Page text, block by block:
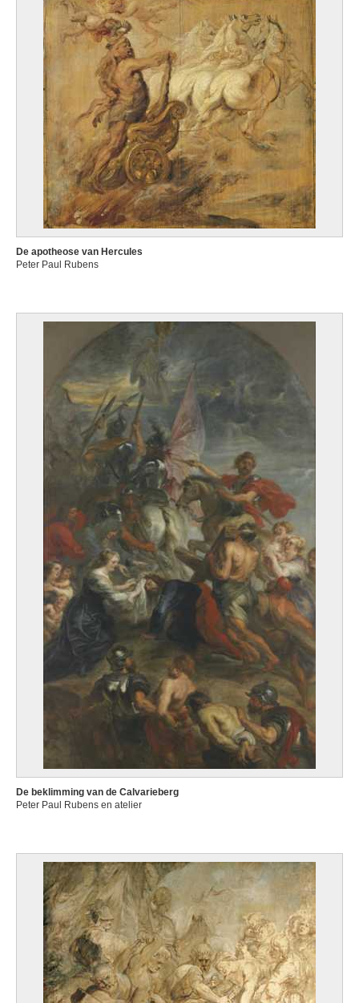
De apotheose van Hercules
Peter Paul Rubens
De beklimming van de Calvarieberg
Peter Paul Rubens en atelier